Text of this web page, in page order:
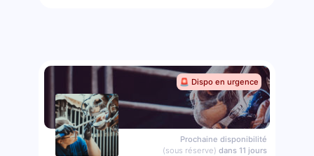
🚨 Dispo en urgence
Prochaine disponibilité
(sous réserve) dans 11 jours